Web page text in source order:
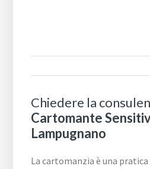
Chiedere la
Cartomante
Lampugnano
La cartomanzia è una